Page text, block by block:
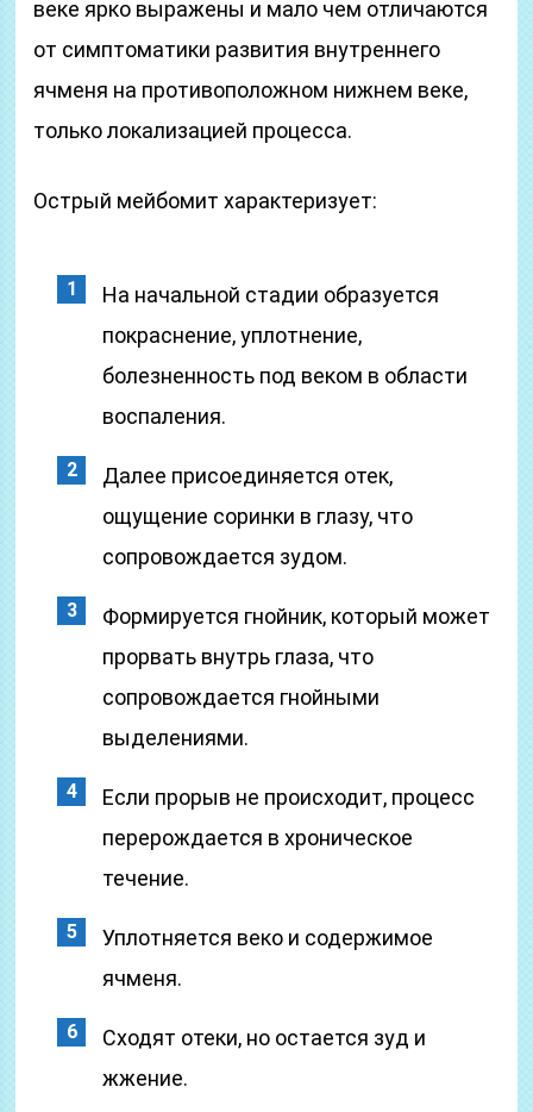
веке ярко выражены и мало чем отличаются
от симптоматики развития внутреннего
ячменя на противоположном нижнем веке,
только локализацией процесса.
Острый мейбомит характеризует:
На начальной стадии образуется
покраснение, уплотнение,
болезненность под веком в области
воспаления.
Далее присоединяется отек,
ощущение соринки в глазу, что
сопровождается зудом.
Формируется гнойник, который может
прорвать внутрь глаза, что
сопровождается гнойными
выделениями.
Если прорыв не происходит, процесс
перерождается в хроническое
течение.
Уплотняется веко и содержимое
ячменя.
Сходят отеки, но остается зуд и
жжение.